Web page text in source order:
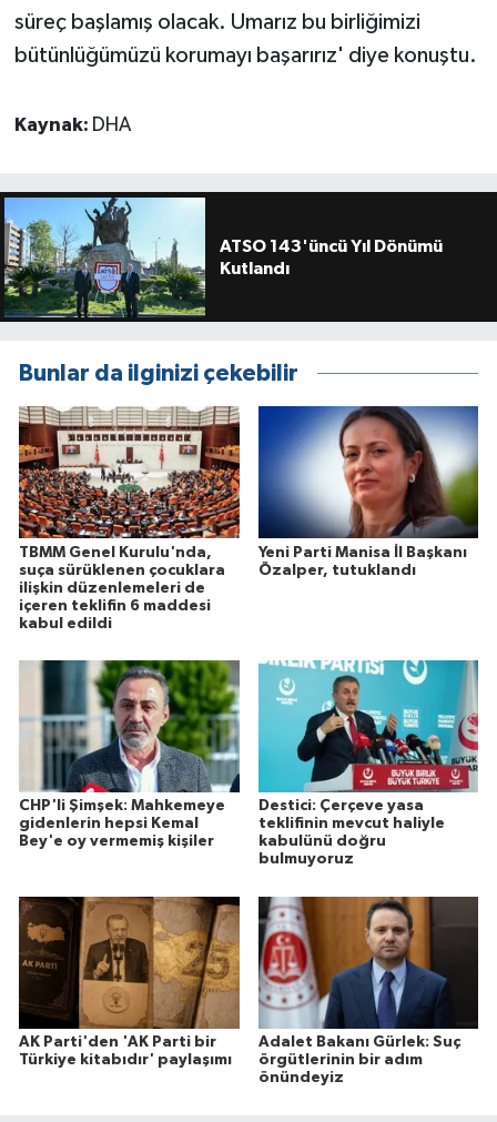
süreç başlamış olacak. Umarız bu birliğimizi
bütünlüğümüzü korumayı başarırız' diye konuştu.
Kaynak: DHA
ATSO 143'üncü Yıl Dönümü
Kutlandı
Bunlar da ilginizi çekebilir
TBMM Genel Kurulu'nda,
suça sürüklenen çocuklara
ilişkin düzenlemeleri de
içeren teklifin 6 maddesi
kabul edildi
Yeni Parti Manisa İl Başkanı
Özalper, tutuklandı
CHP'li Şimşek: Mahkemeye
gidenlerin hepsi Kemal
Bey'e oy vermemiş kişiler
Destici: Çerçeve yasa
teklifinin mevcut haliyle
kabulünü doğru
bulmuyoruz
AK Parti'den 'AK Parti bir
Türkiye kitabıdır' paylaşımı
Adalet Bakanı Gürlek: Suç
örgütlerinin bir adım
önündeyiz